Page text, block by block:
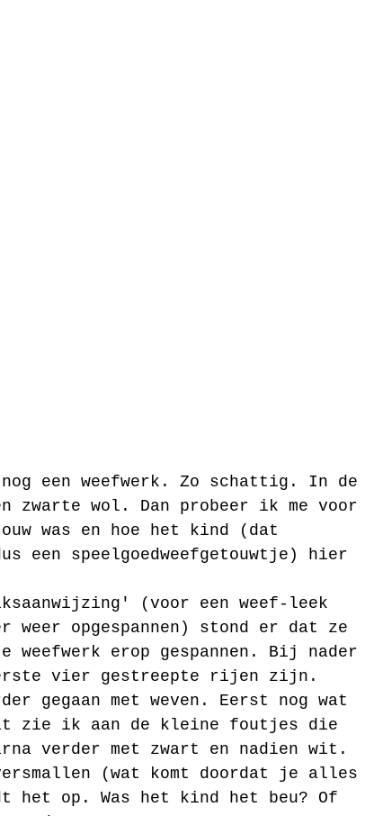
een weefwerk. Zo schattig. In de
zwarte wol. Dan probeer ik me voor
was en hoe het kind (dat
een speelgoedweefgetouwtje) hier
(voor een weef-leek
opgespannen) stond er dat ze
weefwerk erop gespannen. Bij nader
vier gestreepte rijen zijn.
gegaan met weven. Eerst nog wat
zie ik aan de kleine foutjes die
verder met zwart en nadien wit.
(wat komt doordat je alles
het op. Was het kind het beu? Of